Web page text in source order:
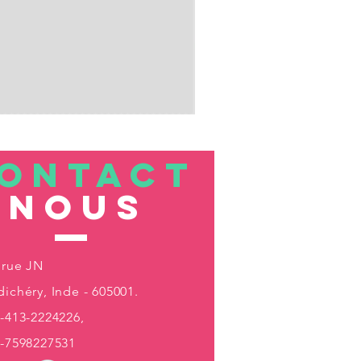
nous
JN
Inde - 605001.
413-2224226,